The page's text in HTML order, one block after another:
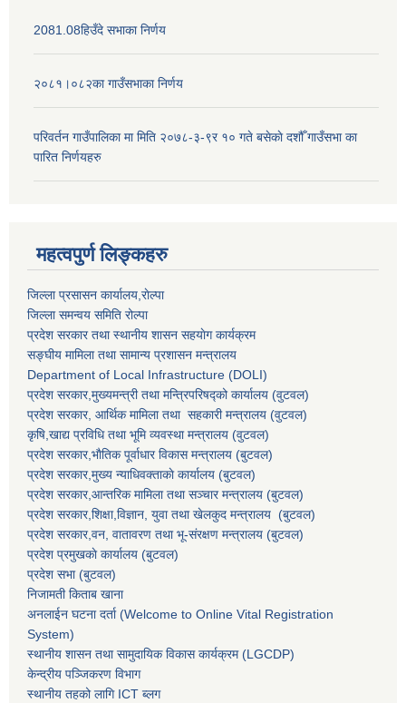
2081.08हिउँदे सभाका निर्णय
२०८१।०८२का गाउँसभाका निर्णय
परिवर्तन गाउँपालिका मा मिति २०७८-३-९र १० गते बसेकाे दशौँ गाउँसभा का
पारित निर्णयहरु
महत्वपुर्ण लिङ्कहरु
जिल्ला प्रसासन कार्यालय,राेल्पा
जिल्ला समन्वय समिति रोल्पा
प्रदेश सरकार तथा स्थानीय शासन सहयाेग कार्यक्रम
सङ्‍घीय मामिला तथा सामान्य प्रशासन मन्त्रालय
Department of Local Infrastructure (DOLI)
प्रदेश सरकार,मुख्यमन्त्री तथा मन्त्रिपरिषद्को कार्यालय (वुटवल)
प्रदेश सरकार, आर्थिक मामिला तथा सहकारी मन्त्रालय (वुटवल)
कृषि,खाद्य प्रविधि तथा भूमि व्यवस्था मन्त्रालय (वुटवल)
प्रदेश सरकार,भाैतिक पूर्वाधार विकास मन्त्रालय (बुटवल)
प्रदेश सरकार,मुख्य न्याधिवक्ताकाे कार्यालय (बुटवल)
प्रदेश सरकार,आन्तरिक मामिला तथा सञ्चार मन्त्रालय (बुटवल)
प्रदेश सरकार,शिक्षा,विज्ञान, युवा तथा खेलकुद मन्त्रालय (बुटवल)
प्रदेश सरकार,वन, वातावरण तथा भू-संरक्षण मन्त्रालय (बुटवल)
प्रदेश प्रमुखकाे कार्यालय (बुटवल)
प्रदेश सभा (बुटवल)
निजामती किताब खाना
अनलाईन घटना दर्ता (Welcome to Online Vital Registration
System)
स्थानीय शासन तथा सामुदायिक विकास कार्यक्रम (LGCDP)
केन्द्रीय पञ्जिकरण विभाग
स्थानीय तहको लागि ICT ब्लग